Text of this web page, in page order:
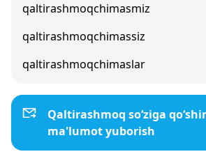
qaltirashmoqchimasmiz
qaltirashmoqchimassiz
qaltirashmoqchimaslar
Qaltirashmoq so‘ziga
ma'lumot yuborish